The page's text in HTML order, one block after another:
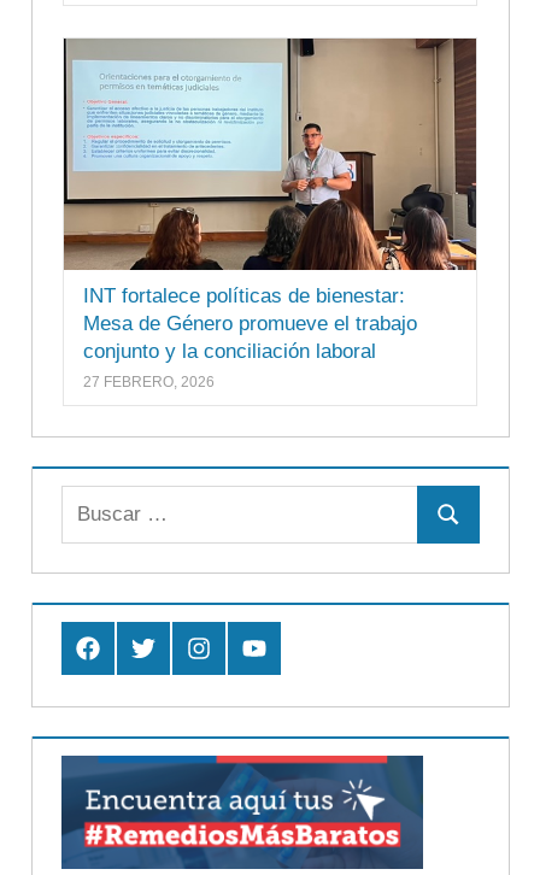
INT fortalece políticas de bienestar:
Mesa de Género promueve el trabajo
conjunto y la conciliación laboral
27 FEBRERO, 2026
Buscar
FacebookTwitter InstagramYoutube